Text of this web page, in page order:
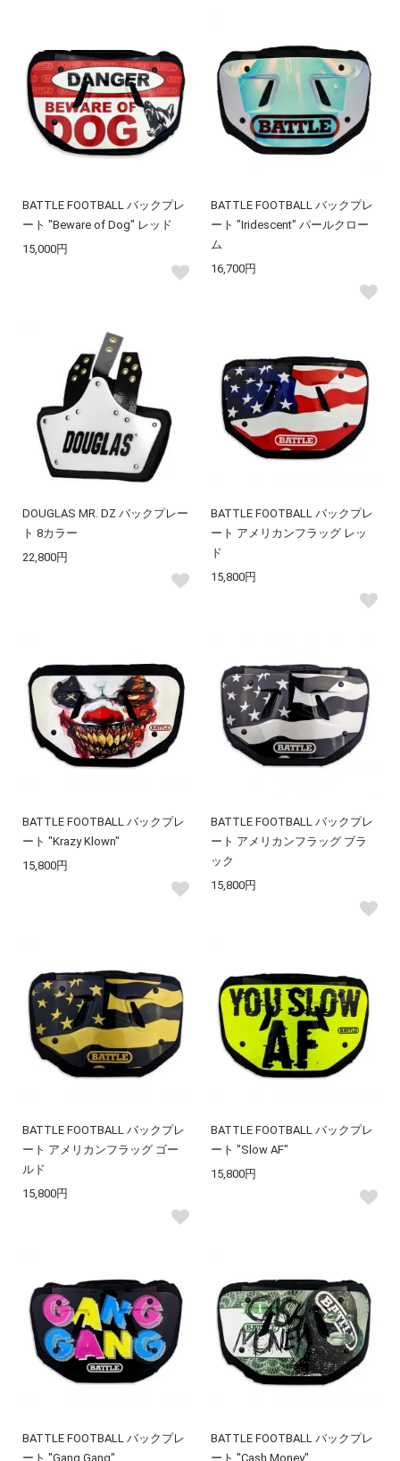
BATTLE FOOTBALL バックプレ
ート "Beware of Dog" レッド
15,000円
BATTLE FOOTBALL バックプレ
ート "Iridescent" パールクロー
ム
16,700円
DOUGLAS MR. DZ バックプレー
ト 8カラー
22,800円
BATTLE FOOTBALL バックプレ
ート アメリカンフラッグ レッ
ド
15,800円
BATTLE FOOTBALL バックプレ
ート "Krazy Klown"
15,800円
BATTLE FOOTBALL バックプレ
ート アメリカンフラッグ ブラ
ック
15,800円
BATTLE FOOTBALL バックプレ
ート アメリカンフラッグ ゴー
ルド
15,800円
BATTLE FOOTBALL バックプレ
ート "Slow AF"
15,800円
BATTLE FOOTBALL バックプレ
ート "Gang Gang"
BATTLE FOOTBALL バックプレ
ート "Cash Money"